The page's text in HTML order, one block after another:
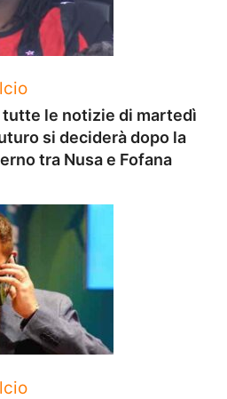
le notizie di martedì
si deciderà dopo la
tra Nusa e Fofana